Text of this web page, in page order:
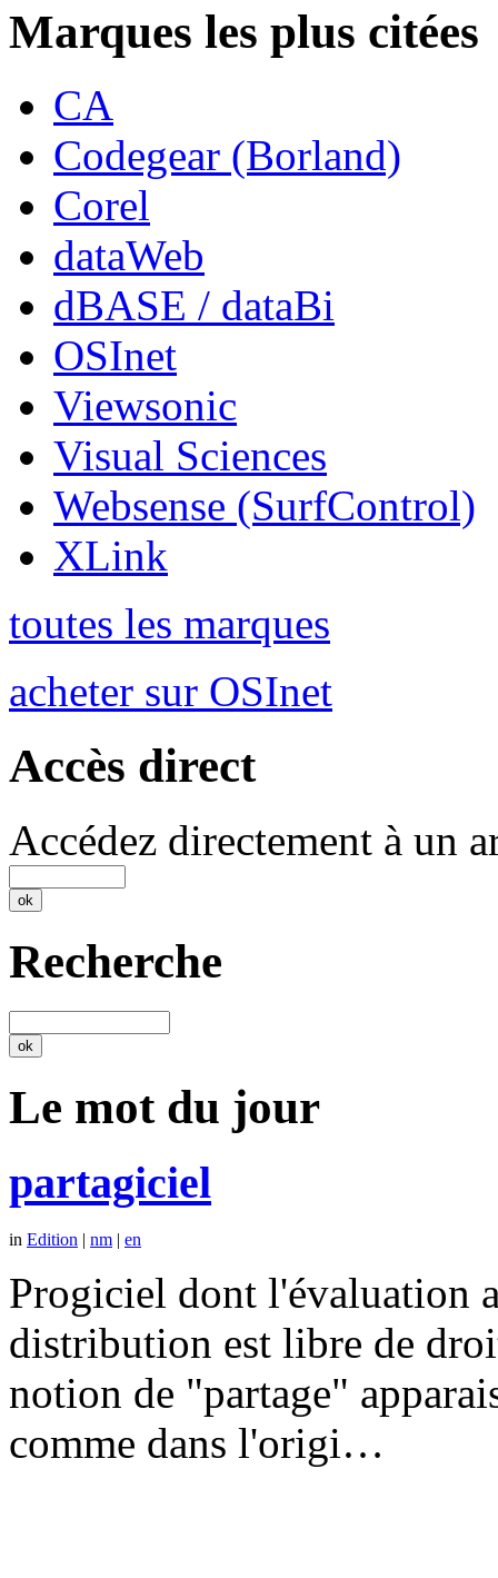
Marques les plus citées
CA
Codegear (Borland)
Corel
dataWeb
dBASE / dataBi
OSInet
Viewsonic
Visual Sciences
Websense (SurfControl)
XLink
toutes les marques
acheter sur OSInet
Accès direct
Accédez directement à un
Recherche
Le mot du jour
partagiciel
in Edition | nm | en
Progiciel dont l'évaluation
distribution est libre de
notion de "partage"
comme dans l'origi…